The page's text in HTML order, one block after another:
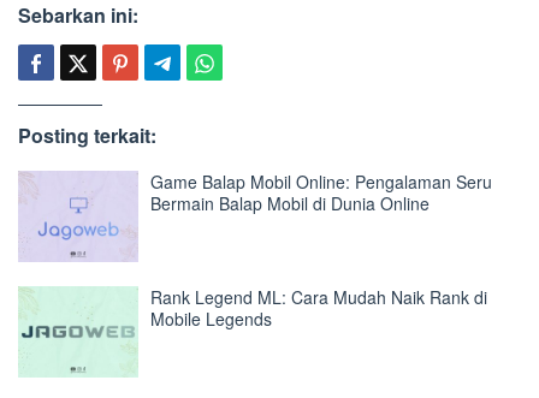
Sebarkan ini:
Posting terkait:
Game Balap Mobil Online: Pengalaman Seru
Bermain Balap Mobil di Dunia Online
Rank Legend ML: Cara Mudah Naik Rank di
Mobile Legends